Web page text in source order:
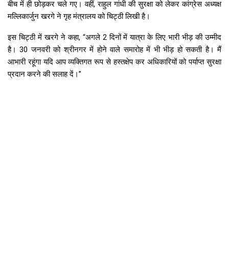
बीच में ही छोड़कर चले गए। वहीं, राहुल गांधी की सुरक्षा को लेकर कांग्रेस अध्यक्ष
मल्लिकार्जुन खरगे ने गृह मंत्रालय को चिट्ठी लिखी है।
इस चिट्ठी में खरगे ने कहा, “अगले 2 दिनों में यात्रा के लिए भारी भीड़ की उम्मीद
है। 30 जनवरी को श्रीनगर में होने वाले समारोह में भी भीड़ हो सकती है। मैं
आभारी रहूंगा यदि आप व्यक्तिगत रूप से हस्तक्षेप कर अधिकारियों को पर्याप्त सुरक्षा
प्रदान करने की सलाह दें।”